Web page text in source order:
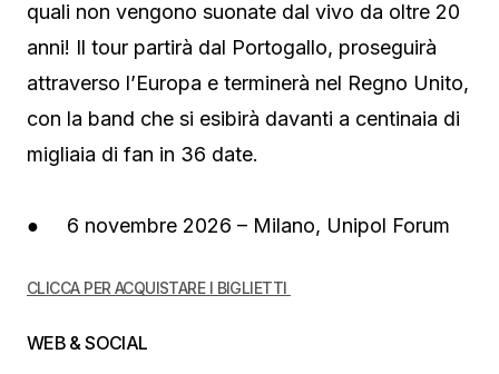
quali non vengono suonate dal vivo da oltre 20
anni! Il tour partirà dal Portogallo, proseguirà
attraverso l’Europa e terminerà nel Regno Unito,
con la band che si esibirà davanti a centinaia di
migliaia di fan in 36 date.
● 6 novembre 2026 – Milano, Unipol Forum
CLICCA PER ACQUISTARE I BIGLIETTI
WEB & SOCIAL